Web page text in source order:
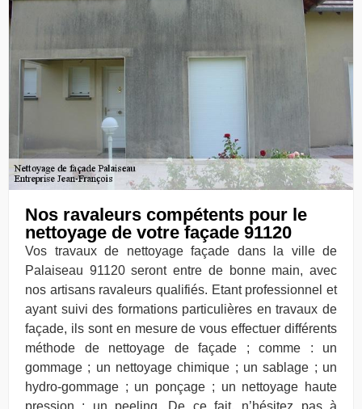
Nos ravaleurs compétents pour le
nettoyage de votre façade 91120
Vos travaux de nettoyage façade dans la ville de
Palaiseau 91120 seront entre de bonne main, avec
nos artisans ravaleurs qualifiés. Etant professionnel et
ayant suivi des formations particulières en travaux de
façade, ils sont en mesure de vous effectuer différents
méthode de nettoyage de façade ; comme : un
gommage ; un nettoyage chimique ; un sablage ; un
hydro-gommage ; un ponçage ; un nettoyage haute
pression ; un peeling. De ce fait, n’hésitez pas à